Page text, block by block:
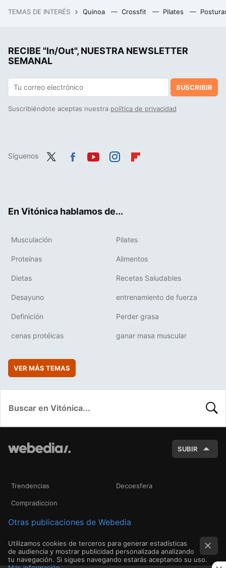
TEMAS DE INTERÉS Quinoa Crossfit Pilates
RECIBE "In/Out", NUESTRA NEWSLETTER
SEMANAL
SUSCRIBIR
Suscribiéndote aceptas nuestra política de privacidad
Síguenos
En Vitónica hablamos de...
Musculación Pilates
Proteínas Alimentos
Dietas Recetas Saludables
Desayuno entrenamiento de fuerza
Definición Perder grasa
cenas protéicas ganar masa muscular
VER MÁS TEMAS
SUBIR
Trendencias Decoesfera
Compradiccion
Otras publicaciones de Webedia
Utilizamos cookies de terceros para generar estadísticas
de audiencia y mostrar publicidad personalizada analizando
tu navegación. Si sigues navegando estarás aceptando su uso.